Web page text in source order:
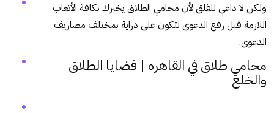
ولكن لا داعي للقلق لأن محامي الطلاق يخبرك بكافة الأتعاب
اللازمة قبل رفع الدعوى لتكون على دراية بمختلف مصاريف
الدعوى.
محامي طلاق في القاهره | قضايا الطلاق
والخلع